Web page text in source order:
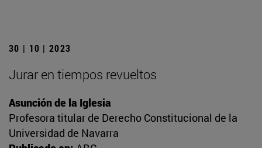
30 | 10 | 2023
Jurar en tiempos revueltos
Asunción de la Iglesia
Profesora titular de Derecho Constitucional de la
Universidad de Navarra